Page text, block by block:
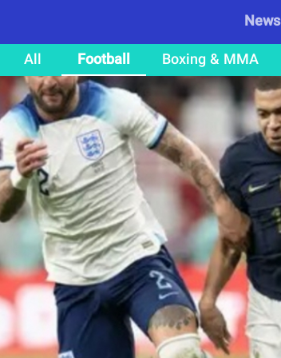
News
All
Football Boxing & MMA